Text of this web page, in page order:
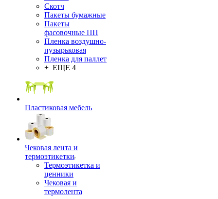
Скотч
Пакеты бумажные
Пакеты
фасовочные ПП
Пленка воздушно-
пузырьковая
Пленка для паллет
+ ЕЩЕ 4
Пластиковая мебель
Чековая лента и
термоэтикетки
Термоэтикетка и
ценники
Чековая и
термолента